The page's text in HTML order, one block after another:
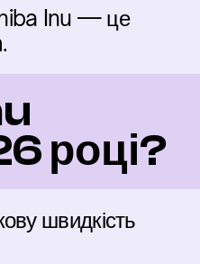
Inu — це
році?
швидкість